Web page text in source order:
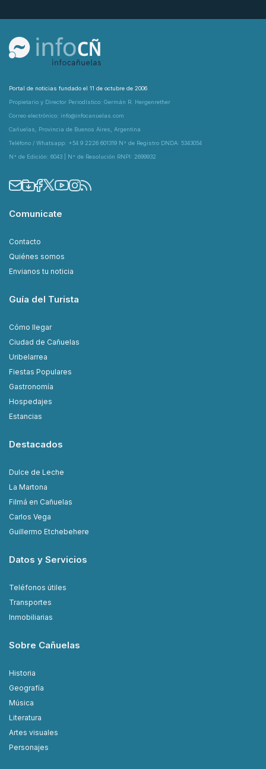
Portal de noticias fundado el 11 de octubre de 2006
Propietario y Director Periodístico: Germán R. Hergenrether
Correo electrónico: info@infocanuelas.com
Cañuelas, Provincia de Buenos Aires, Argentina
Teléfono / Whatsapp: +54 9 2226 601319 N° de Registro DNDA: 5343054
N° de Edición: 6043 | N° de Resolución RNPI: 2699932
Comunicate
Contacto
Quiénes somos
Envianos tu noticia
Guía del Turista
Cómo llegar
Ciudad de Cañuelas
Uribelarrea
Fiestas Populares
Gastronomía
Hospedajes
Estancias
Destacados
Dulce de Leche
La Martona
Filmá en Cañuelas
Carlos Vega
Guillermo Etchebehere
Datos y Servicios
Teléfonos útiles
Transportes
Inmobiliarias
Sobre Cañuelas
Historia
Geografía
Música
Literatura
Artes visuales
Personajes